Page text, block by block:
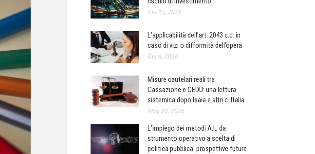
Giu 15, 2026
L’applicabilità dell’art. 2043 c.c. in
caso di vizi o difformità dell’opera
Giu 4, 2026
Misure cautelari reali tra
Cassazione e CEDU: una lettura
sistemica dopo Isaia e altri c. Italia
Mag 28, 2026
L’impiego dei metodi A.I., da
strumento operativo a scelta di
politica pubblica: prospettive future